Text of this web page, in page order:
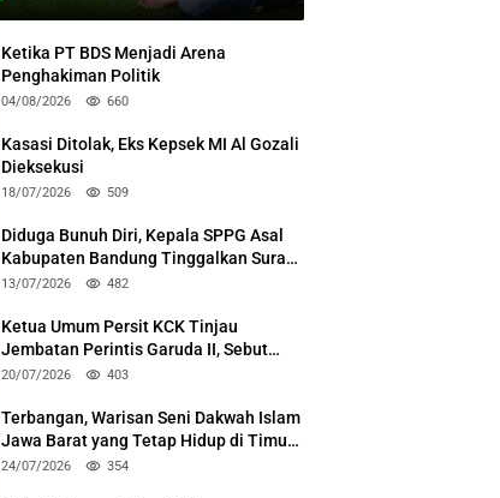
Ketika PT BDS Menjadi Arena
Penghakiman Politik
04/08/2026 660
Kasasi Ditolak, Eks Kepsek MI Al Gozali
Dieksekusi
18/07/2026 509
Diduga Bunuh Diri, Kepala SPPG Asal
Kabupaten Bandung Tinggalkan Surat
Permohonan Maaf
13/07/2026 482
Ketua Umum Persit KCK Tinjau
Jembatan Perintis Garuda II, Sebut
Simbol Kebersamaan TNI dan Rakyat
20/07/2026 403
Terbangan, Warisan Seni Dakwah Islam
Jawa Barat yang Tetap Hidup di Timur
Kabupaten Bandung
24/07/2026 354